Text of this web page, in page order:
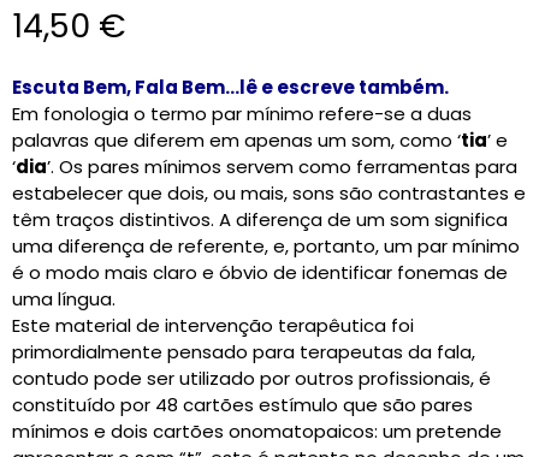
14,50 €
Escuta Bem, Fala Bem…lê e escreve também.
Em fonologia o termo par mínimo refere-se a duas
palavras que diferem em apenas um som, como ‘tia’ e
‘dia’. Os pares mínimos servem como ferramentas para
estabelecer que dois, ou mais, sons são contrastantes e
têm traços distintivos. A diferença de um som significa
uma diferença de referente, e, portanto, um par mínimo
é o modo mais claro e óbvio de identificar fonemas de
uma língua.
Este material de intervenção terapêutica foi
primordialmente pensado para terapeutas da fala,
contudo pode ser utilizado por outros profissionais, é
constituído por 48 cartões estímulo que são pares
mínimos e dois cartões onomatopaicos: um pretende